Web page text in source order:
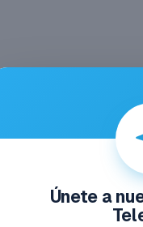
Únete a